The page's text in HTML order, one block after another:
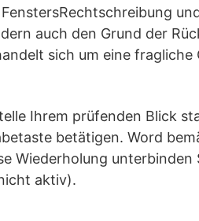
auch den Grund der
sich um eine
Ihrem prüfenden Blick
betätigen. Word
Wiederholung
aktiv).